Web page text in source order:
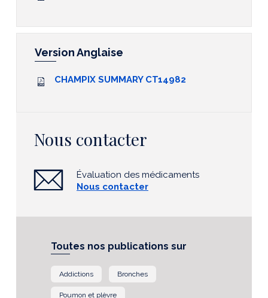
Version Anglaise
CHAMPIX SUMMARY CT14982
Nous contacter
Évaluation des médicaments
Nous contacter
Toutes nos publications sur
Addictions Bronches
Poumon et plèvre